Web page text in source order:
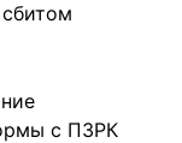
с ПЗРК